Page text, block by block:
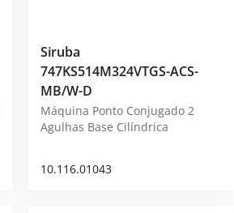
Siruba
747KS514M324VTGS-ACS-
MB/W-D
Máquina Ponto Conjugado 2
Agulhas Base Cilíndrica
10.116.01043